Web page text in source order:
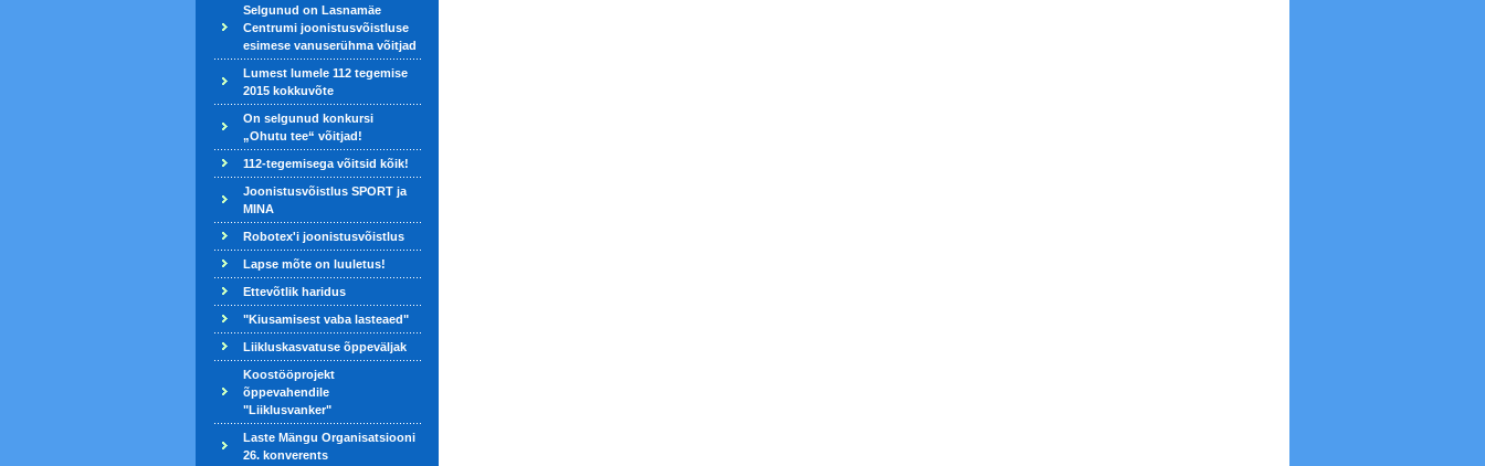
Selgunud on Lasnamäe
Centrumi joonistusvõistluse
esimese vanuserühma võitjad
Lumest lumele 112 tegemise
2015 kokkuvõte
On selgunud konkursi
„Ohutu tee“ võitjad!
112-tegemisega võitsid kõik!
Joonistusvõistlus SPORT ja
MINA
Robotex'i joonistusvõistlus
Lapse mõte on luuletus!
Ettevõtlik haridus
"Kiusamisest vaba lasteaed"
Liikluskasvatuse õppeväljak
Koostööprojekt
õppevahendile
"Liiklusvanker"
Laste Mängu Organisatsiooni
26. konverents